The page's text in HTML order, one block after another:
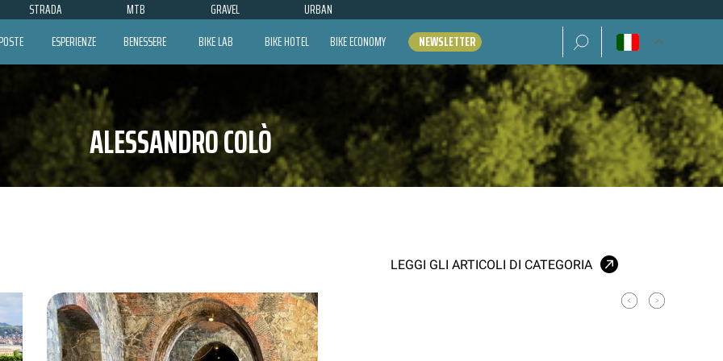
STRADA MTB GRAVEL URBAN
ESPERIENZE BENESSERE BIKE LAB BIKE HOTEL BIKE ECONOMY NEWSLETTER Ricerca per:
ALESSANDRO COLÒ
LEGGI GLI ARTICOLI DI CATEGORIA